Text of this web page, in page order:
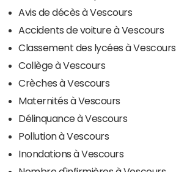
Avis de décès à Vescours
Accidents de voiture à Vescours
Classement des lycées à Vescours
Collège à Vescours
Crèches à Vescours
Maternités à Vescours
Délinquance à Vescours
Pollution à Vescours
Inondations à Vescours